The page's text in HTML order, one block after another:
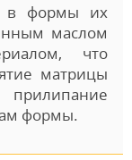
в формы их
маслом
что
матрицы
формы.